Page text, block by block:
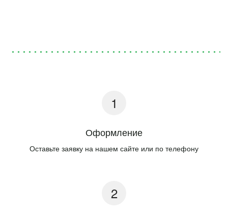
Оформление
Оставьте заявку на нашем сайте или по телефону